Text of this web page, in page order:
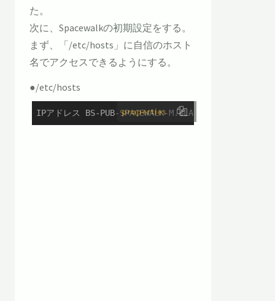
た。
次に、Spacewalkの初期設定をする。
まず、「/etc/hosts」に自信のホスト
名でアクセスできるようにする。
●/etc/hosts
properties
IPアドレス BS-PUB-SPACEWALK-M.BLACKNON.LOCAL